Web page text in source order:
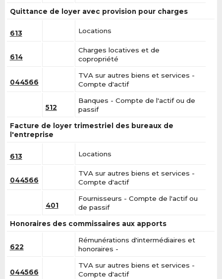
Quittance de loyer avec provision pour charges
613 Locations
614
Charges locatives et de
copropriété
044566
TVA sur autres biens et services -
Compte d'actif
512
Banques - Compte de l'actif ou de
passif
Facture de loyer trimestriel des bureaux de
l'entreprise
613 Locations
044566
TVA sur autres biens et services -
Compte d'actif
401
Fournisseurs - Compte de l'actif ou
de passif
Honoraires des commissaires aux apports
622
Rémunérations d'intermédiaires et
honoraires -
044566
TVA sur autres biens et services -
Compte d'actif